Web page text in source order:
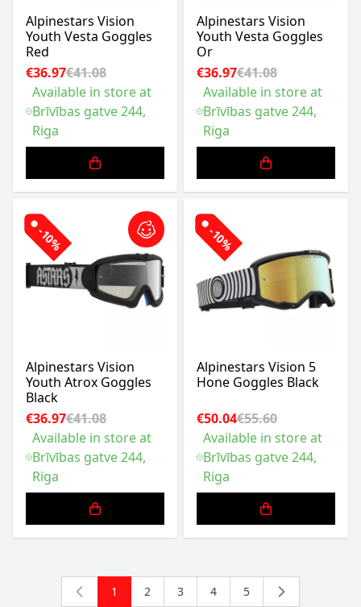
Alpinestars Vision
Youth Vesta Goggles
Red
€36.97€41.08
Available in store at
Brīvības gatve 244,
Riga
Alpinestars Vision
Youth Vesta Goggles
Or
€36.97€41.08
Available in store at
Brīvības gatve 244,
Riga
-10%
Alpinestars Vision
Youth Atrox Goggles
Black
€36.97€41.08
Available in store at
Brīvības gatve 244,
Riga
-10%
Alpinestars Vision 5
Hone Goggles Black
€50.04€55.60
Available in store at
Brīvības gatve 244,
Riga
You're currently reading page
1 Page
2 Page
3 Page
4 Page
5